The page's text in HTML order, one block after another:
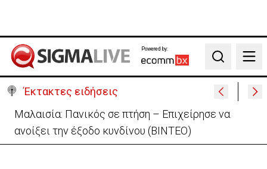
Powered by:
Search
Έκτακτες ειδήσεις
Τραγωδία Ξυλοφάγου: Απορρίφθηκε το αίτημα του
πατέρα αποφυλάκισης με εγγύηση